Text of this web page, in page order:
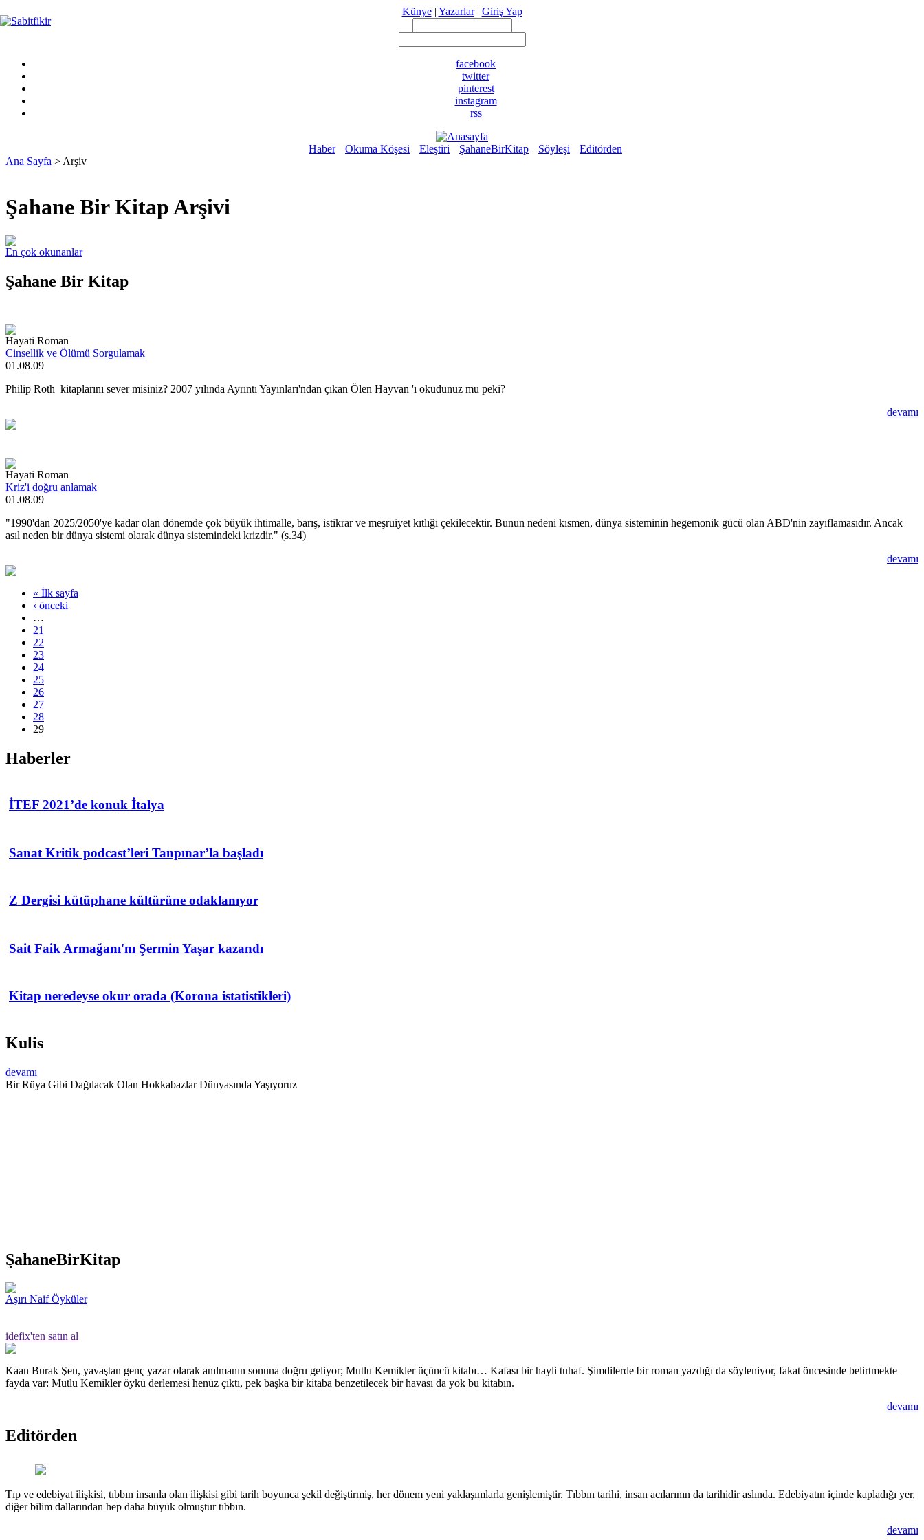
Künye| Yazarlar| Giriş Yap
facebook
twitter
pinterest
instagram
rss
Haber Okuma Köşesi Eleştiri ŞahaneBirKitap Söyleşi
Editörden
Ana Sayfa > Arşiv
Şahane Bir Kitap Arşivi
En çok okunanlar
Şahane Bir Kitap
Hayati Roman
Cinsellik ve Ölümü Sorgulamak
01.08.09
Philip Roth kitaplarını sever misiniz? 2007 yılında Ayrıntı Yayınları'ndan çıkan Ölen Hayvan 'ı okudunuz mu peki?
devamı
Hayati Roman
Kriz'i doğru anlamak
01.08.09
"1990'dan 2025/2050'ye kadar olan dönemde çok büyük ihtimalle, barış, istikrar ve meşruiyet kıtlığı çekilecektir. Bunun nedeni kısmen, dünya sisteminin hegemonik gücü olan ABD'nin zayıflamasıdır. Ancak
asıl neden bir dünya sistemi olarak dünya sistemindeki krizdir." (s.34)
devamı
« İlk sayfa
‹ önceki
…
21
22
23
24
25
26
27
28
29
Haberler
İTEF 2021’de konuk İtalya
Sanat Kritik podcast’leri Tanpınar’la başladı
Z Dergisi kütüphane kültürüne odaklanıyor
Sait Faik Armağanı'nı Şermin Yaşar kazandı
Kitap neredeyse okur orada (Korona istatistikleri)
Kulis
devamı
Bir Rüya Gibi Dağılacak Olan Hokkabazlar Dünyasında Yaşıyoruz
ŞahaneBirKitap
Aşırı Naif Öyküler
idefix'ten satın al
Kaan Burak Şen, yavaştan genç yazar olarak anılmanın sonuna doğru geliyor; Mutlu Kemikler üçüncü kitabı… Kafası bir hayli tuhaf. Şimdilerde bir roman yazdığı da söyleniyor, fakat öncesinde belirtmekte
fayda var: Mutlu Kemikler öykü derlemesi henüz çıktı, pek başka bir kitaba benzetilecek bir havası da yok bu kitabın.
devamı
Editörden
Tıp ve edebiyat ilişkisi, tıbbın insanla olan ilişkisi gibi tarih boyunca şekil değiştirmiş, her dönem yeni yaklaşımlarla genişlemiştir. Tıbbın tarihi, insan acılarının da tarihidir aslında. Edebiyatın içinde kapladığı yer,
diğer bilim dallarından hep daha büyük olmuştur tıbbın.
devamı